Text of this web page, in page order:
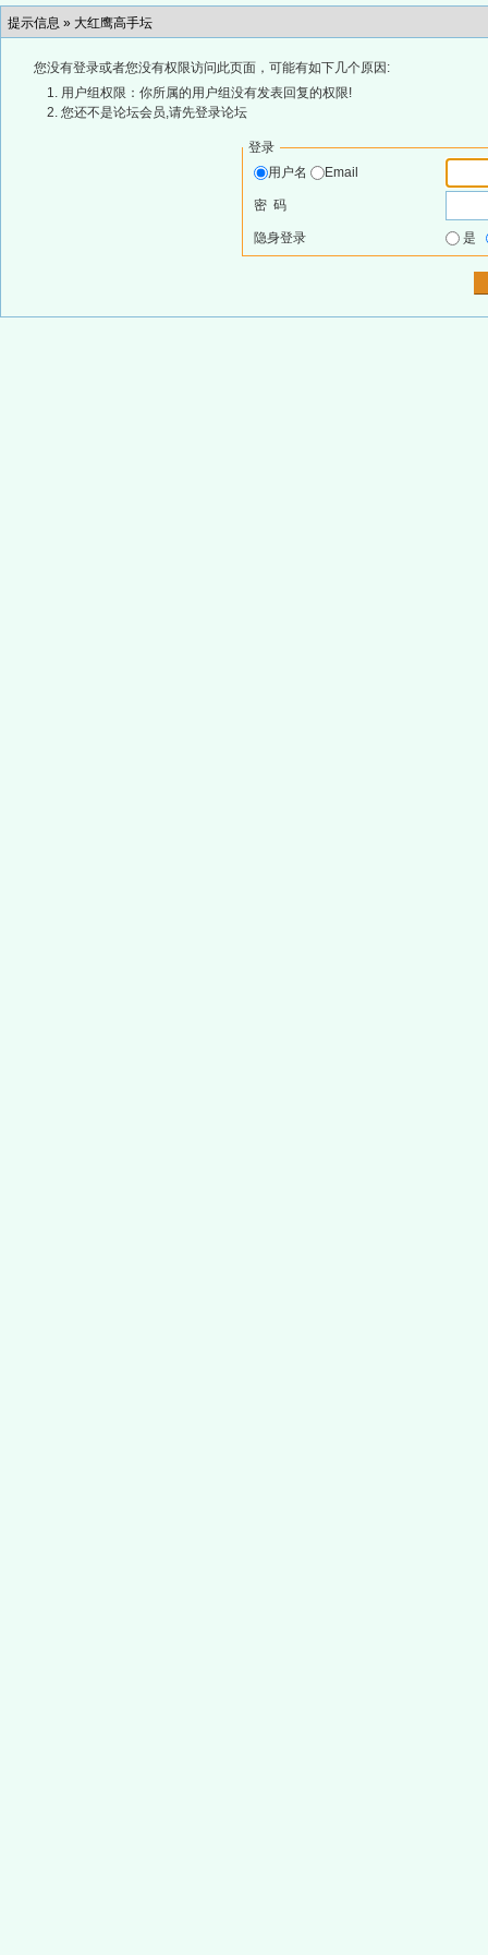
提示信息 » 大红鹰高手坛
您没有登录或者您没有权限访问此页面，可能有如下几个原因:
用户组权限：你所属的用户组没有发表回复的权限!
您还不是论坛会员,请先登录论坛
登录
用户名
Email
密 码
隐身登录 是